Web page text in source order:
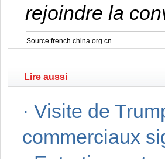
rejoindre la
Source:french.china.org.cn
Lire aussi
·Visite de
commerciaux